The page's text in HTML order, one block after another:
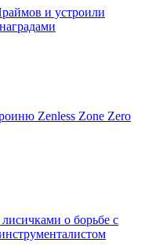
и устроили
Zenless Zone Zero
о борьбе с